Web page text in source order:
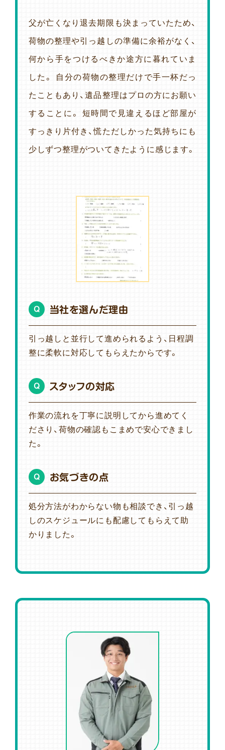
父が亡くなり退去期限も決まっていたため、
荷物の整理や引っ越しの準備に余裕がなく、
何から手をつけるべきか途方に暮れていま
した。 自分の荷物の整理だけで手一杯だっ
たこともあり、遺品整理はプロの方にお願い
することに。 短時間で見違えるほど部屋が
すっきり片付き、慌ただしかった気持ちにも
少しずつ整理がついてきたように感じます。
Q 当社を選んだ理由
引っ越しと並行して進められるよう、日程調
整に柔軟に対応してもらえたからです。
Q スタッフの対応
作業の流れを丁寧に説明してから進めてく
ださり、荷物の確認もこまめで安心できまし
た。
Q お気づきの点
処分方法がわからない物も相談でき、引っ越
しのスケジュールにも配慮してもらえて助
かりました。